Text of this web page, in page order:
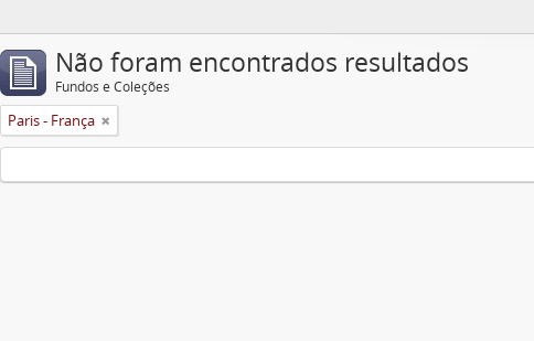
Não foram encontrados resultados
Fundos e Coleções
Paris - França